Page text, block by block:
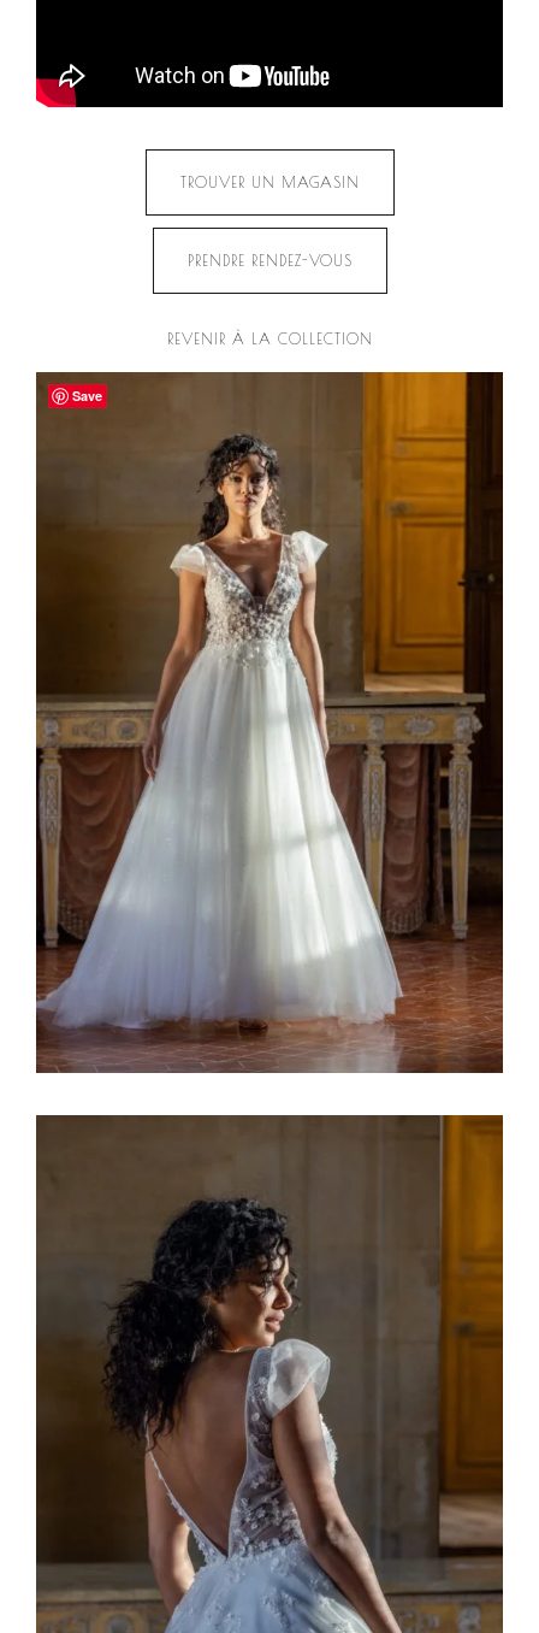
TROUVER UN MAGASIN
PRENDRE RENDEZ-VOUS
REVENIR À LA COLLECTION
Save